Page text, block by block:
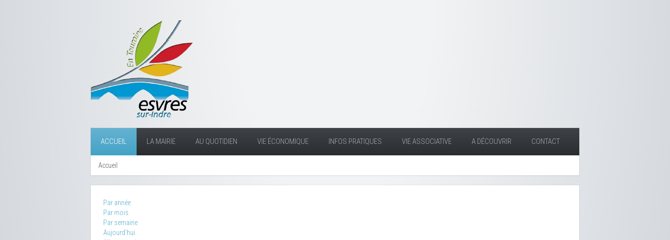
ACCUEIL LA MAIRIE AU QUOTIDIEN VIE ÉCONOMIQUE INFOS PRATIQUES VIE ASSOCIATIVE A DÉCOUVRIR CONTACT
Accueil
Par année
Par mois
Par semaine
Aujourd'hui